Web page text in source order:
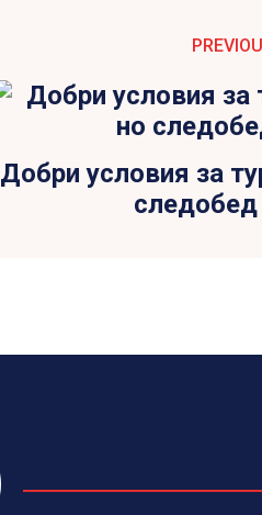
Добри условия за
следобед